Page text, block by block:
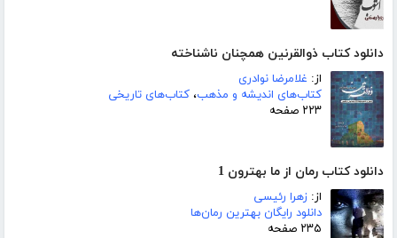
دانلود کتاب ذوالقرنین همچنان ناشناخته
از: غلامرضا نوادری
کتاب‌های اندیشه و مذهب، کتاب‌های تاریخی
۲۲۳ صفحه
دانلود کتاب رمان از ما بهترون 1
از: زهرا رئیسی
دانلود رایگان بهترین رمان‌ها
۲۳۵ صفحه